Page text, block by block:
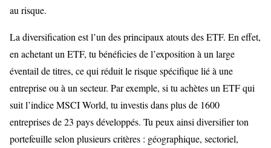
au risque.
La diversification est l’un des principaux atouts des ETF. En effet,
en achetant un ETF, tu bénéficies de l’exposition à un large
éventail de titres, ce qui réduit le risque spécifique lié à une
entreprise ou à un secteur. Par exemple, si tu achètes un ETF qui
suit l’indice MSCI World, tu investis dans plus de 1600
entreprises de 23 pays développés. Tu peux ainsi diversifier ton
portefeuille selon plusieurs critères : géographique, sectoriel,